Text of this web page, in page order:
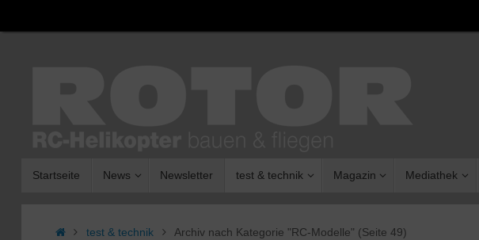
Inhalt
Startseite News Newsletter test & technik Magazin Mediathek
Starttest & technik Archiv nach Kategorie "RC-Modelle" (Seite 49)